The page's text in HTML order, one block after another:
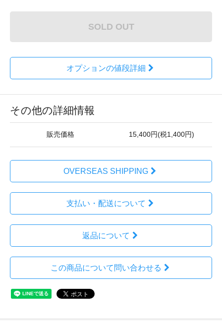
SOLD OUT
オプションの値段詳細
その他の詳細情報
販売価格 15,400円(税1,400円)
OVERSEAS SHIPPING
支払い・配送について
返品について
この商品について問い合わせる